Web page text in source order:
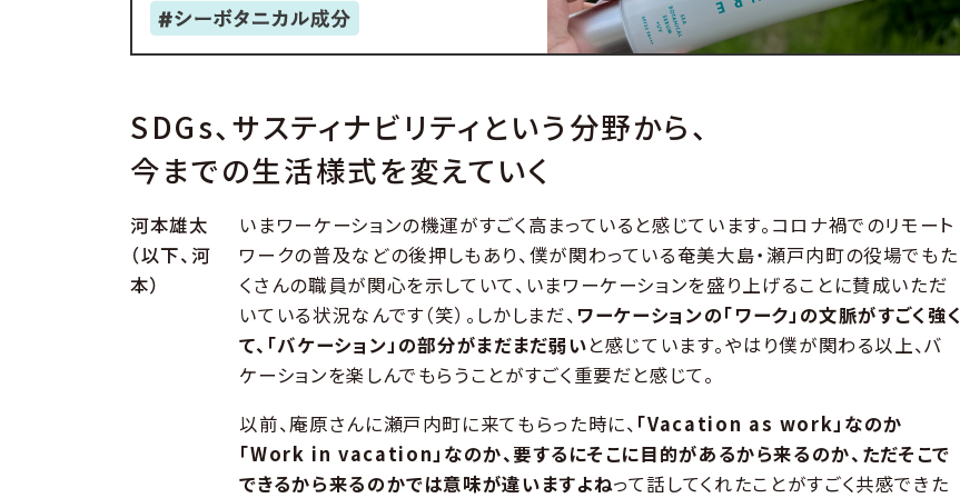
SDGs、サスティナビリティという分野から、
今までの生活様式を変えていく
河本雄太
（以下、河
本）
いまワーケーションの機運がすごく高まっていると感じています。コロナ禍でのリモート
ワークの普及などの後押しもあり、僕が関わっている奄美大島・瀬戸内町の役場でもた
くさんの職員が関心を示していて、いまワーケーションを盛り上げることに賛成いただ
いている状況なんです（笑）。しかしまだ、 ワーケーションの「ワーク」の文脈がすごく強く
て、「バケーション」の部分がまだまだ弱いと感じています。やはり僕が関わる以上、バ
ケーションを楽しんでもらうことがすごく重要だと感じて。
以前、庵原さんに瀬戸内町に来てもらった時に、 「Vacation as work」なのか
「Work in vacation」なのか、要するにそこに目的があるから来るのか、ただそこで
できるから来るのかでは意味が違いますよねって話してくれたことがすごく共感できた